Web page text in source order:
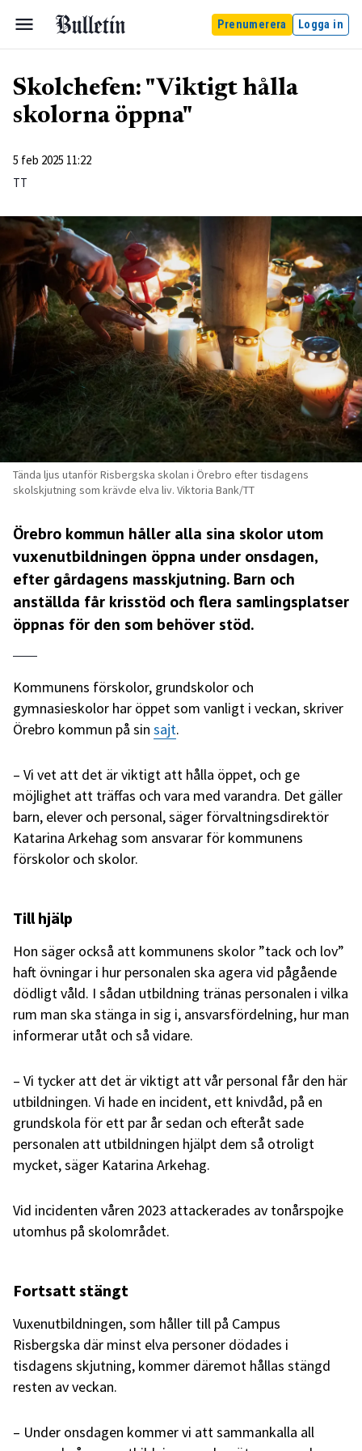
Prenumerera Logga in
Skolchefen: "Viktigt hålla
skolorna öppna"
5 feb 2025 11:22
TT
Tända ljus utanför Risbergska skolan i Örebro efter tisdagens
skolskjutning som krävde elva liv. Viktoria Bank/TT
Örebro kommun håller alla sina skolor utom
vuxenutbildningen öppna under onsdagen,
efter gårdagens masskjutning. Barn och
anställda får krisstöd och flera samlingsplatser
öppnas för den som behöver stöd.
Kommunens förskolor, grundskolor och
gymnasieskolor har öppet som vanligt i veckan, skriver
Örebro kommun på sin sajt.
– Vi vet att det är viktigt att hålla öppet, och ge
möjlighet att träffas och vara med varandra. Det gäller
barn, elever och personal, säger förvaltningsdirektör
Katarina Arkehag som ansvarar för kommunens
förskolor och skolor.
Till hjälp
Hon säger också att kommunens skolor ”tack och lov”
haft övningar i hur personalen ska agera vid pågående
dödligt våld. I sådan utbildning tränas personalen i vilka
rum man ska stänga in sig i, ansvarsfördelning, hur man
informerar utåt och så vidare.
– Vi tycker att det är viktigt att vår personal får den här
utbildningen. Vi hade en incident, ett knivdåd, på en
grundskola för ett par år sedan och efteråt sade
personalen att utbildningen hjälpt dem så otroligt
mycket, säger Katarina Arkehag.
Vid incidenten våren 2023 attackerades av tonårspojke
utomhus på skolområdet.
Fortsatt stängt
Vuxenutbildningen, som håller till på Campus
Risbergska där minst elva personer dödades i
tisdagens skjutning, kommer däremot hållas stängd
resten av veckan.
– Under onsdagen kommer vi att sammankalla all